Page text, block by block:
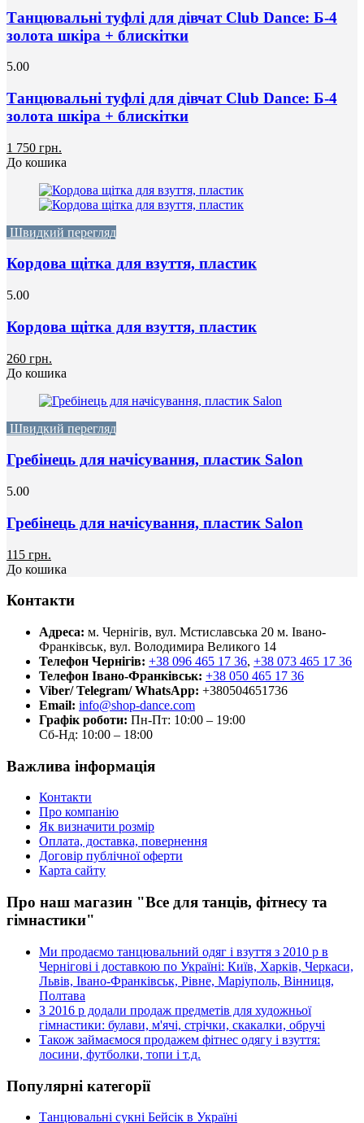
Танцювальні туфлі для дівчат Club Dance: Б-4
золота шкіра + блискітки
5.00
Танцювальні туфлі для дівчат Club Dance: Б-4
золота шкіра + блискітки
1 750 грн.
До кошика
Швидкий перегляд
Кордова щітка для взуття, пластик
5.00
Кордова щітка для взуття, пластик
260 грн.
До кошика
Швидкий перегляд
Гребінець для начісування, пластик Salon
5.00
Гребінець для начісування, пластик Salon
115 грн.
До кошика
Контакти
Адреса: м. Чернігів, вул. Мстиславська 20 м. Івано-
Франківськ, вул. Володимира Великого 14
Телефон Чернігів: +38 096 465 17 36, +38 073 465 17 36
Телефон Івано-Франківськ: +38 050 465 17 36
Viber/ Telegram/ WhatsApp: +380504651736
Email: info@shop-dance.com
Графік роботи: Пн-Пт: 10:00 – 19:00
Сб-Нд: 10:00 – 18:00
Важлива інформація
Контакти
Про компанію
Як визначити розмір
Оплата, доставка, повернення
Договір публічної оферти
Карта сайту
Про наш магазин "Все для танців, фітнесу та
гімнастики"
Ми продаємо танцювальний одяг і взуття з 2010 р в
Чернігові і доставкою по Україні: Київ, Харків, Черкаси,
Львів, Івано-Франківськ, Рівне, Маріуполь, Вінниця,
Полтава
З 2016 р додали продаж предметів для художньої
гімнастики: булави, м'ячі, стрічки, скакалки, обручі
Також займаємося продажем фітнес одягу і взуття:
лосини, футболки, топи і т.д.
Популярні категорії
Танцювальні сукні Бейсік в Україні